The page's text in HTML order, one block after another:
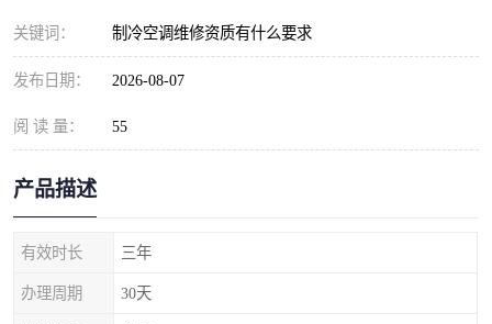
关键词： 制冷空调维修资质有什么要求
发布日期： 2026-08-07
阅 读 量： 55
产品描述
有效时长 三年
办理周期 30天